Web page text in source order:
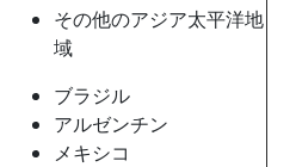
その他のアジア太平洋地
域
ブラジル
アルゼンチン
メキシコ